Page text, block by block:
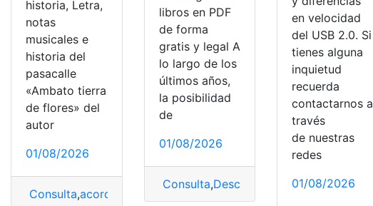
historia, Letra,
notas
musicales e
historia del
pasacalle
«Ambato tierra
de flores» del
autor
01/08/2026
Consulta,acordes Tierra de Flores
libros en PDF
de forma
gratis y legal A
lo largo de los
últimos años,
la posibilidad
de
01/08/2026
Consulta,Descargar libros,PDF
en velocidad
del USB 2.0. Si
tienes alguna
inquietud
recuerda
contactarnos a
través
de nuestras
redes
01/08/2026